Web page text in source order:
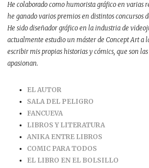
He colaborado como humorista gráfico en varias
he ganado varios premios en distintos concursos
He sido diseñador gráfico en la industria de
actualmente estudio un máster de Concept Art a
escribir mis propias historias y cómics, que son las
apasionan.
EL AUTOR
SALA DEL PELIGRO
FANCUEVA
LIBROS Y LITERATURA
ANIKA ENTRE LIBROS
COMIC PARA TODOS
EL LIBRO EN EL BOLSILLO